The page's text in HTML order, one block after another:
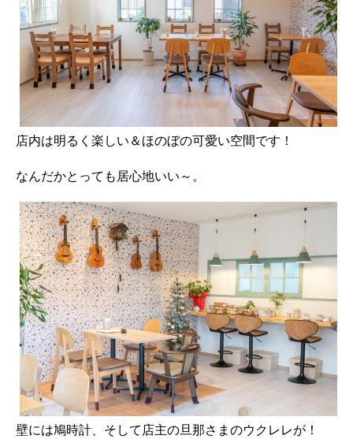
店内は明るく楽しい＆ほのぼの可愛い空間です！
なんだかとっても居心地いい～。
壁には鳩時計、そして店主の旦那さまのウクレレが！